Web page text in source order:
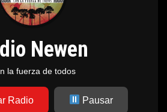
Newen
la fuerza de todos
Radio Pausar